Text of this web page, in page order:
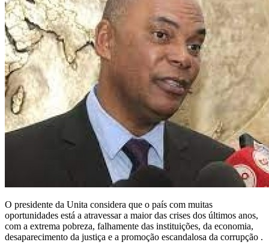
O presidente da Unita considera que o país com muitas
oportunidades está a atravessar a maior das crises dos últimos anos,
com a extrema pobreza, falhamente das instituições, da economia,
desaparecimento da justiça e a promoção escandalosa da corrupção .